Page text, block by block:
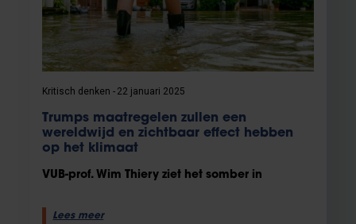
Kritisch denken 22 januari 2025
Trumps maatregelen zullen een
wereldwijd en zichtbaar effect hebben
op het klimaat
VUB-prof. Wim Thiery ziet het somber in
Lees meer